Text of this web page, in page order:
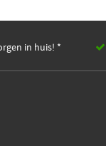
in huis! *